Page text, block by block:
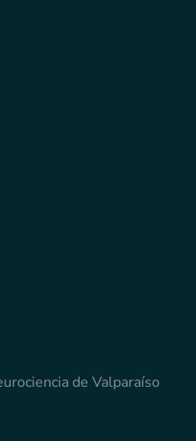
de Valparaíso